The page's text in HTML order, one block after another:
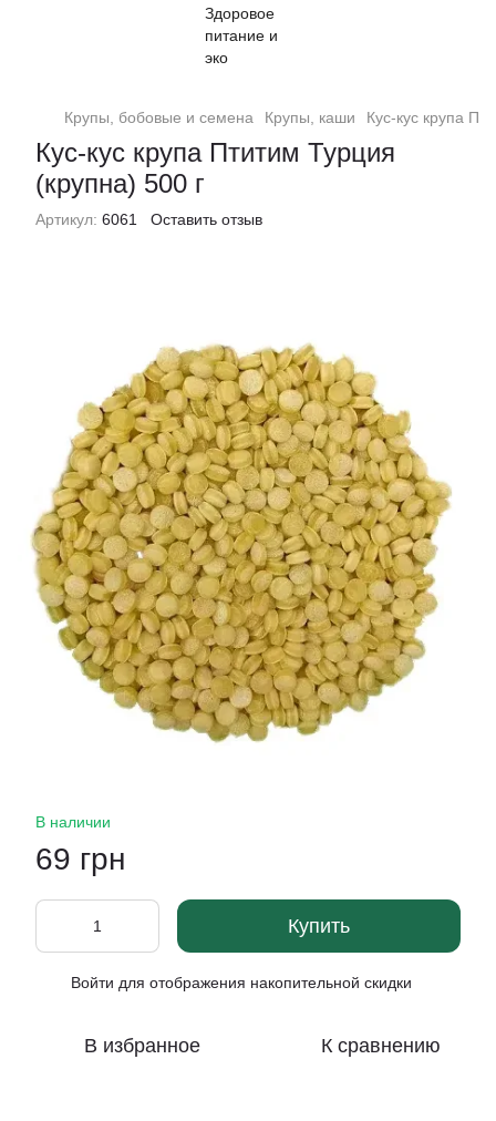
Крупы, бобовые и семена Крупы, каши Кус-кус крупа
Кус-кус крупа Птитим Турция
(крупна) 500 г
Артикул: 6061 Оставить отзыв
В наличии
69 грн
Купить
Войти для отображения накопительной скидки
В избранное К сравнению